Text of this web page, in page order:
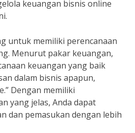
keuangan bisnis online
untuk memiliki perencanaan
Menurut pakar keuangan,
keuangan yang baik
dalam bisnis apapun,
Dengan memiliki
yang jelas, Anda dapat
dan pemasukan dengan lebih